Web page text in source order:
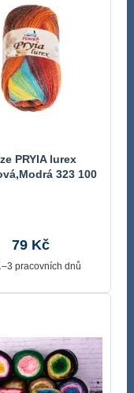
PRYIA lurex
323 100
79 Kč
pracovních dnů